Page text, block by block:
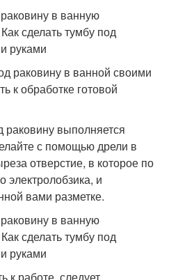
раковину в ванной своими
к обработке готовой
выполняется
с помощью дрели в
отверстие, в которое по
электролобзика, и
вами разметке.